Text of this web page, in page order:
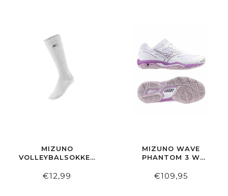
MIZUNO
VOLLEYBALSOKKEN
€12,99
MIZUNO WAVE
PHANTOM 3 W
€109,95